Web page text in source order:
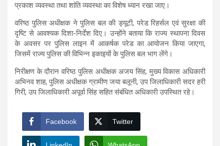
प्रकाश व्यवस्था तथा शांति व्यवस्था का विशेष ध्यान रखा जाए।
वरिष्ठ पुलिस अधीक्षक ने पुलिस बल की ड्यूटी, परेड रिहर्सल एवं सुरक्षा की
दृष्टि से आवश्यक दिशा-निर्देश दिए। उन्होंने बताया कि राज्य स्थापना दिवस
के अवसर पर पुलिस लाइन में आकर्षक परेड का आयोजन किया जाएगा,
जिसमें राज्य पुलिस की विभिन्न इकाइयों के पुलिस बल भाग लेंगे।
निरीक्षण के दौरान वरिष्ठ पुलिस अधीक्षक अजय सिंह, मुख्य विकास अधिकारी
अभिनव शाह, पुलिस अधीक्षक ग्रामीण जया बलूनी, उप जिलाधिकारी सदर हरी
गिरी, उप जिलाधिकारी अपूर्वा सिंह सहित संबंधित अधिकारी उपस्थित रहे।
Facebook Twitter